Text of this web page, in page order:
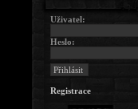
Uživatel:
Heslo:
Registrace